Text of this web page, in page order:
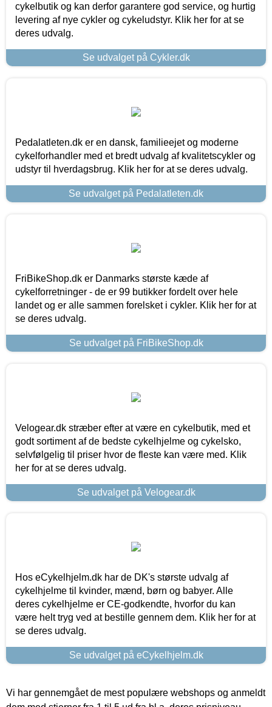
cykelbutik og kan derfor garantere god service, og hurtig
levering af nye cykler og cykeludstyr. Klik her for at se
deres udvalg.
Se udvalget på Cykler.dk
Pedalatleten.dk er en dansk, familieejet og moderne
cykelforhandler med et bredt udvalg af kvalitetscykler og
udstyr til hverdagsbrug. Klik her for at se deres udvalg.
Se udvalget på Pedalatleten.dk
FriBikeShop.dk er Danmarks største kæde af
cykelforretninger - de er 99 butikker fordelt over hele
landet og er alle sammen forelsket i cykler. Klik her for at
se deres udvalg.
Se udvalget på FriBikeShop.dk
Velogear.dk stræber efter at være en cykelbutik, med et
godt sortiment af de bedste cykelhjelme og cykelsko,
selvfølgelig til priser hvor de fleste kan være med. Klik
her for at se deres udvalg.
Se udvalget på Velogear.dk
Hos eCykelhjelm.dk har de DK's største udvalg af
cykelhjelme til kvinder, mænd, børn og babyer. Alle
deres cykelhjelme er CE-godkendte, hvorfor du kan
være helt tryg ved at bestille gennem dem. Klik her for at
se deres udvalg.
Se udvalget på eCykelhjelm.dk
Vi har gennemgået de mest populære webshops og anmeldt